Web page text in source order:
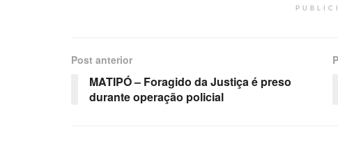
Post anterior
MATIPÓ – Foragido da Justiça é preso
durante operação policial